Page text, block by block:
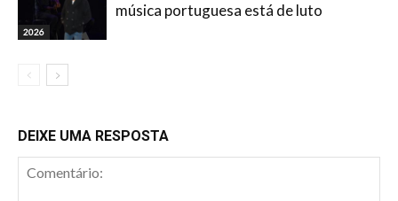
2026
música portuguesa está de luto
DEIXE UMA RESPOSTA